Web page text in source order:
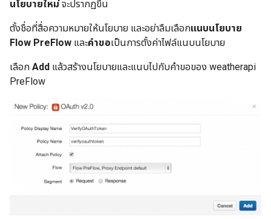
นโยบายใหม่จะปรากฏขึ้น
ตั้งชื่อที่สื่อความหมายให้นโยบาย และอย่าลืมเลือกแนบนโยบาย
Flow PreFlow และคำขอเป็นการตั้งค่าไฟล์แนบนโยบาย
เลือก Add แล้วสร้างนโยบายและแนบไปกับคำขอของ weatherapi
PreFlow